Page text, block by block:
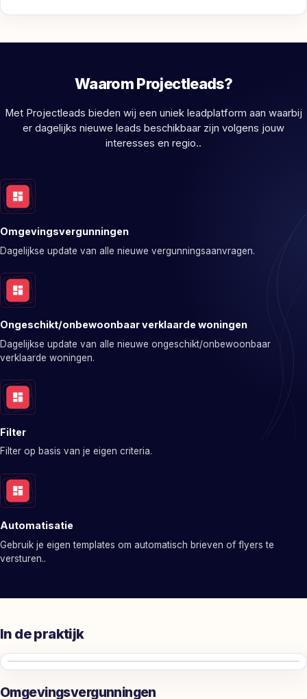
Waarom Projectleads?
Met Projectleads bieden wij een uniek leadplatform aan waarbij
er dagelijks nieuwe leads beschikbaar zijn volgens jouw
interesses en regio..
Omgevingsvergunningen
Dagelijkse update van alle nieuwe vergunningsaanvragen.
Ongeschikt/onbewoonbaar verklaarde woningen
Dagelijkse update van alle nieuwe ongeschikt/onbewoonbaar
verklaarde woningen.
Filter
Filter op basis van je eigen criteria.
Automatisatie
Gebruik je eigen templates om automatisch brieven of flyers te
versturen..
In de praktijk
Omgevingsvergunningen